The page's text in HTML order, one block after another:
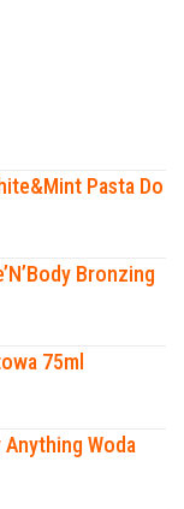
Pasta Do
Bronzing
75ml
Woda